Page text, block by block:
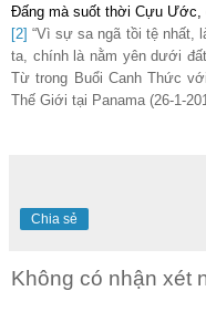
Đấng mà suốt thời Cựu Ước,
[2] “Vì sự sa ngã tồi tệ nhất,
ta, chính là nằm yên dưới
Từ trong Buổi Canh Thức
Thế Giới tại Panama (26-1-
Chia sẻ
Không có nhận xét